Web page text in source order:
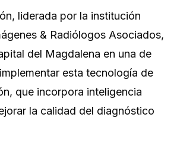
liderada por la institución
& Radiólogos Asociados,
del Magdalena en una de
esta tecnología de
que incorpora inteligencia
la calidad del diagnóstico